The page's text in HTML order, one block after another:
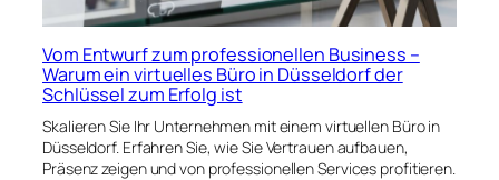
Vom Entwurf zum professionellen Business –
Warum ein virtuelles Büro in Düsseldorf der
Schlüssel zum Erfolg ist
Skalieren Sie Ihr Unternehmen mit einem virtuellen Büro in
Düsseldorf. Erfahren Sie, wie Sie Vertrauen aufbauen,
Präsenz zeigen und von professionellen Services profitieren.